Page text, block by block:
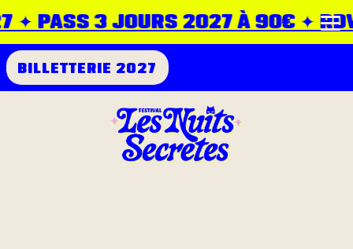
✦ PASS 3 JOURS 2027 À 90€ ✦
BILLETTERIE 2027